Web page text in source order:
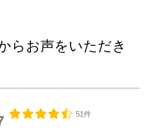
らお声をいただき
51件